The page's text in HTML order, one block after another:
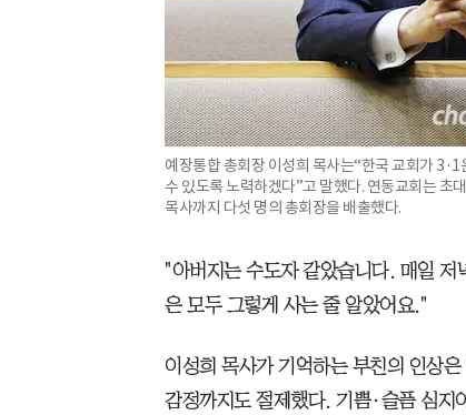
예장통합 총회장 이성희 목사는“한국 교회가
수 있도록 노력하겠다”고 말했다. 연동교회는 초
목사까지 다섯 명의 총회장을 배출했다.
"아버지는 수도자 같았습니다. 매일
은 모두 그렇게 사는 줄 알았어요."
이성희 목사가 기억하는 부친의 인상
감정까지도 절제했다. 기쁨·슬픔 심지